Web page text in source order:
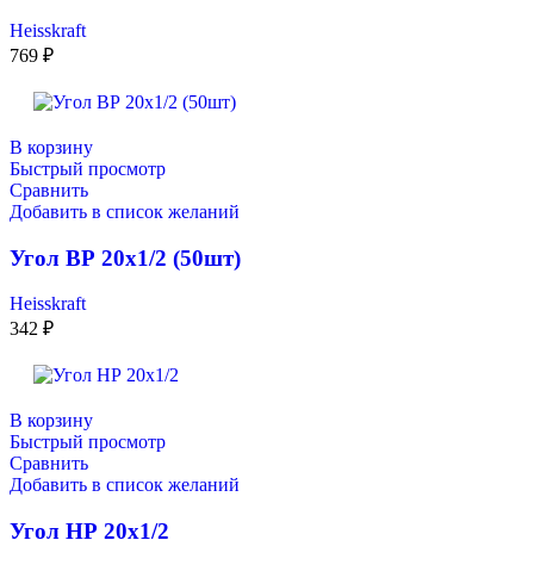
Heisskraft
769 ₽
В корзину
Быстрый просмотр
Сравнить
Добавить в список желаний
Угол ВР 20х1/2 (50шт)
Heisskraft
342 ₽
В корзину
Быстрый просмотр
Сравнить
Добавить в список желаний
Угол НР 20х1/2